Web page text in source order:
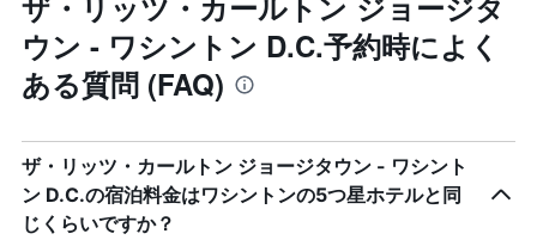
ウン - ワシントン D.C.予約時によく
ある質問 (FAQ)
ザ・リッツ・カールトン ジョージタウン - ワシント
ン D.C.の宿泊料金はワシントンの5つ星ホテルと同
じくらいですか？